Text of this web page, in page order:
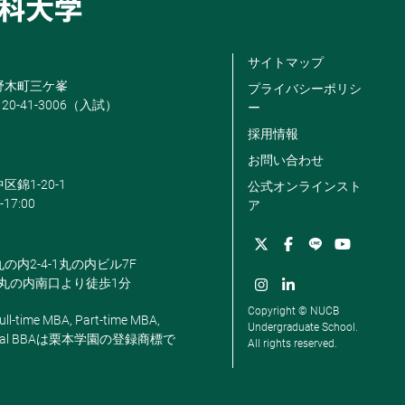
木町三ケ峯
41-3006（入試）
錦1-20-1
17:00
内2-4-1丸の内ビル7F
の内南口より徒歩1分
time MBA, Part-time MBA,
BBAは栗本学園の登録商標で
サイトマップ
プライバシーポリシ
ー
採用情報
お問い合わせ
公式オンラインスト
ア
Copyright © NUCB
Undergraduate School.
All rights reserved.